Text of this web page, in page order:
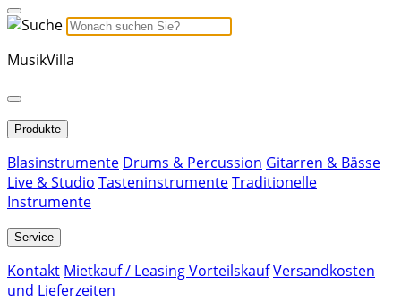
MusikVilla
Produkte
Blasinstrumente Drums & Percussion Gitarren & Bässe
Live & Studio TasteninstrumenteTraditionelle
Instrumente
Service
Kontakt Mietkauf / Leasing VorteilskaufVersandkosten
und Lieferzeiten